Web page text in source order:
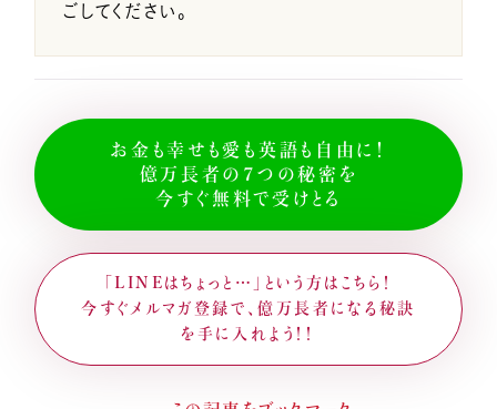
ごしてください。
お金も幸せも愛も英語も自由に！
億万長者の７つの秘密を
今すぐ無料で受けとる
「LINEはちょっと…」という方はこちら！
今すぐメルマガ登録で、億万長者になる秘訣
を手に入れよう！！